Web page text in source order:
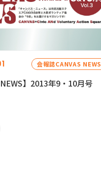
会報誌CANVAS NEWS
NEWS】2013年9・10月号